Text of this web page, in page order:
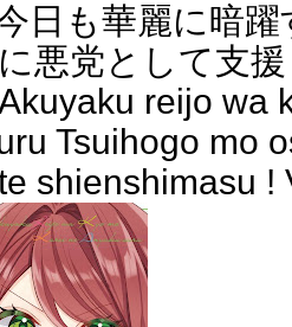
日も華麗に暗
悪党として支
reijo wa
Tsuihogo mo
shienshimasu !